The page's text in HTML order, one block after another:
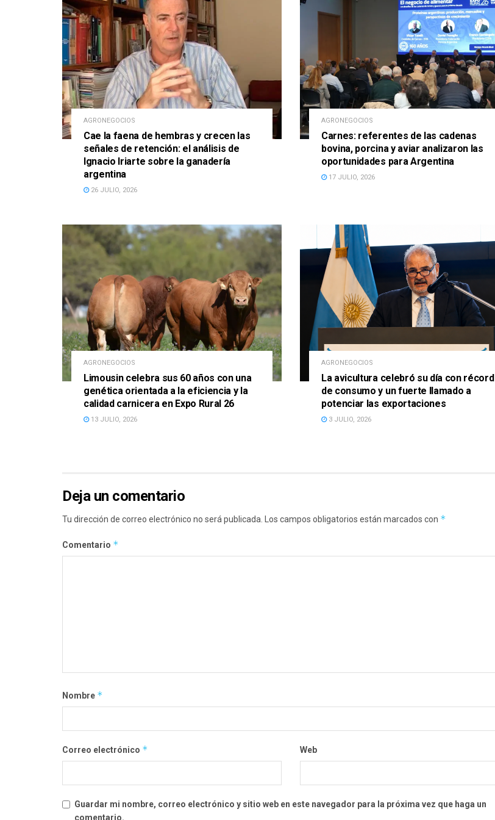
AGRONEGOCIOS
Cae la faena de hembras y crecen las
señales de retención: el análisis de
Ignacio Iriarte sobre la ganadería
argentina
26 JULIO, 2026
AGRONEGOCIOS
Carnes: referentes de las cadenas
bovina, porcina y aviar analizaron las
oportunidades para Argentina
17 JULIO, 2026
AGRONEGOCIOS
Limousin celebra sus 60 años con una
genética orientada a la eficiencia y la
calidad carnicera en Expo Rural 26
13 JULIO, 2026
AGRONEGOCIOS
La avicultura celebró su día con récord
de consumo y un fuerte llamado a
potenciar las exportaciones
3 JULIO, 2026
Deja un comentario
Tu dirección de correo electrónico no será publicada. Los campos obligatorios están marcados con *
Comentario *
Nombre *
Correo electrónico * Web
Guardar mi nombre, correo electrónico y sitio web en este navegador para la próxima vez que haga un
comentario.